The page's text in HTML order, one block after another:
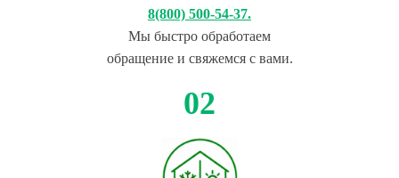
8(800) 500-54-37.
Мы быстро обработаем
обращение и свяжемся с вами.